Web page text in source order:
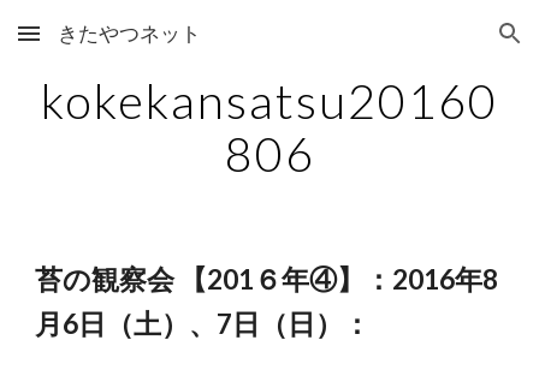
Skip to main content Skip to navigation
きたやつネット
kokekansatsu20160
806
苔の観察会 【201６年④】：2016年8
月6日（土）、7日（日）：